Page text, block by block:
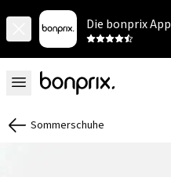
Die bonprix App
Sommerschuhe